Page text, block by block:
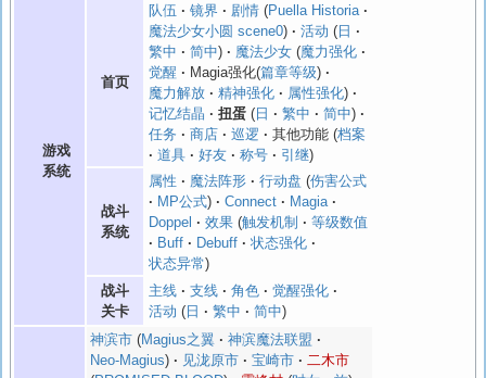
游戏
系统
首页
队伍 镜界 剧情
Puella Historia
魔法少女小圆 scene0
活动
日
繁中
简中 魔法少女 魔力强化
觉醒
Magia强化(篇章等级)
魔力解放
精神强化
属性强化
记忆结晶
扭蛋 日 繁中
简中
任务
商店 巡逻 其他功能 档案
道具
好友 称号 引继
战斗
系统
属性 魔法阵形 行动盘
伤害公式
MP公式
Connect
Magia
Doppel
效果 触发机制
等级数值
Buff
Debuff
状态强化
状态异常
战斗
关卡
主线 支线 角色
觉醒强化
活动
日 繁中 简中
神滨市 Magius之翼
神滨魔法联盟
Neo-Magius
见泷原市 宝崎市
二木市